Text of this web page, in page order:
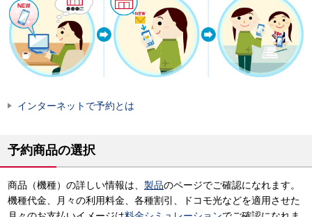
インターネットで予約とは
予約商品の選択
商品（機種）の詳しい情報は、 製品のページでご確認になれます。
機種代金、月々の利用料金、各種割引、ドコモ光などを適用させた